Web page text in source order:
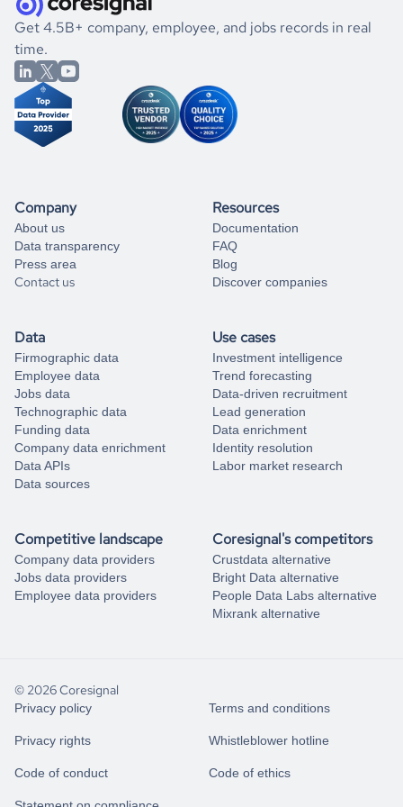
book a free consultation
the historical data, get to know the
Belarus
Pharmaceutical
market better.
If you are unsure how to achieve your preferred results,
you can always
from our data experts.
Get 4.5B+ company, employee, and jobs records in real
time.
Company
About us
Data transparency
Press area
Contact us
Resources
Documentation
FAQ
Blog
Discover companies
Data
Firmographic data
Employee data
Jobs data
Technographic data
Funding data
Company data enrichment
Data APIs
Data sources
Use cases
Investment intelligence
Trend forecasting
Data-driven recruitment
Lead generation
Data enrichment
Identity resolution
Labor market research
Competitive landscape
Company data providers
Jobs data providers
Employee data providers
Coresignal's competitors
Crustdata alternative
Bright Data alternative
People Data Labs alternative
Mixrank alternative
© 2026 Coresignal
Privacy policy Terms and conditions
Privacy rights Whistleblower hotline
Code of conduct Code of ethics